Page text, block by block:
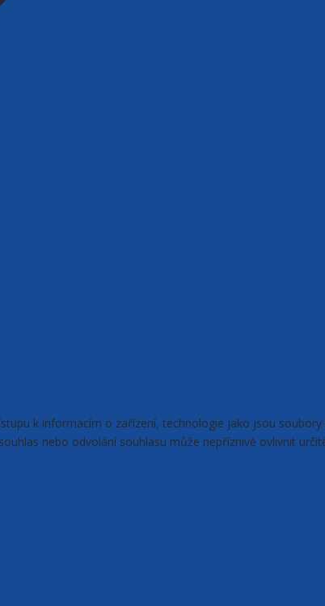
k informacím o zařízení, technologie jako jsou
nebo odvolání souhlasu může nepříznivě ovlivnit